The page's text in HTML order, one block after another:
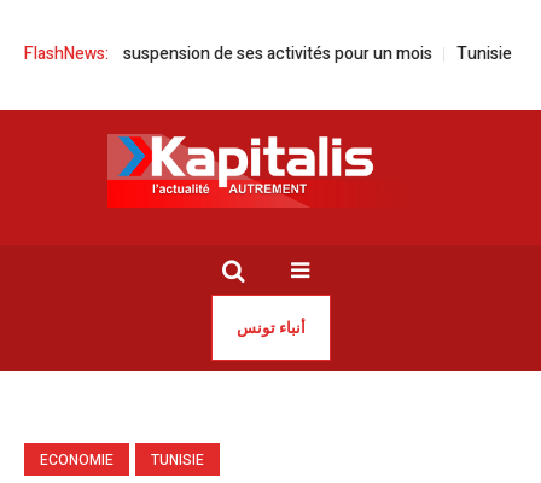
FlashNews:
la suspension de ses activités pour un mois Tunisie | Sayed
أنباء تونس
ECONOMIE TUNISIE